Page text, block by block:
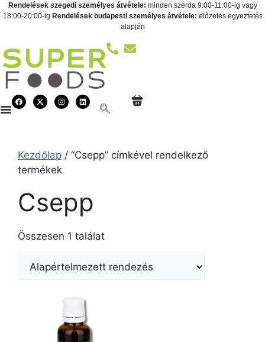
Rendelések szegedi személyes átvétele: minden szerda 9:00-11:00-ig vagy
18:00-20:00-ig Rendelések budapesti személyes átvétele: előzetes egyeztetés
alapján
Kezdőlap / “Csepp” címkével rendelkező
termékek
Csepp
Összesen 1 találat